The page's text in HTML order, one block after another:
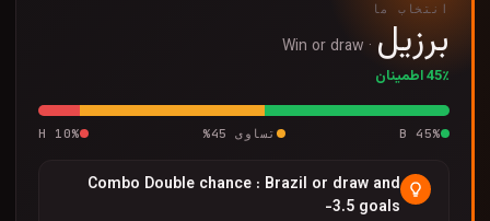
انتخاب ما
برزیل ·
Win or draw
45٪ اطمینان
B 45% تساوی 45
%
H 10%
Combo Double chance : Brazil or draw and
-3.5 goals